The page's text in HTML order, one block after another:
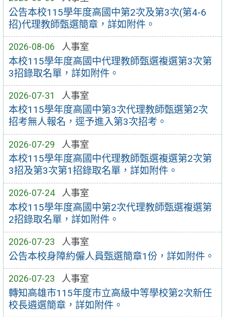
公告本校115學年度高國中第2次及第3次(第4-6
招)代理教師甄選簡章，詳如附件。
2026-08-06 人事室
本校115學年度高國中代理教師甄選複選第3次第
3招錄取名單，詳如附件。
2026-07-31 人事室
本校115學年度高國中第3次代理教師甄選第2次
招考無人報名，逕予進入第3次招考。
2026-07-29 人事室
本校115學年度高國中代理教師甄選複選第2次第
3招及第3次第1招錄取名單，詳如附件。
2026-07-24 人事室
本校115學年度高國中第2次代理教師甄選複選第
2招錄取名單，詳如附件。
2026-07-23 人事室
公告本校身障約僱人員甄選簡章1份，詳如附件。
2026-07-23 人事室
轉知高雄市115年度市立高級中等學校第2次新任
校長遴選簡章，詳如附件。